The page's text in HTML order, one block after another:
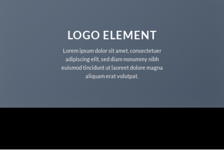
LOGO ELEMENT
Lorem ipsum dolor sit amet, consectetuer
adipiscing elit, sed diam nonummy nibh
euismod tincidunt ut laoreet dolore magna
aliquam erat volutpat.